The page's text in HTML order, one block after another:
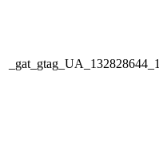
_gat_gtag_UA_132828644_1